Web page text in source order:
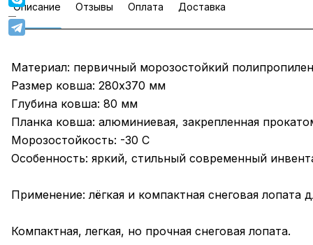
Описание Отзывы Оплата Доставка
Материал: первичный морозостойкий полипропилен
Размер ковша: 280х370 мм
Глубина ковша: 80 мм
Планка ковша: алюминиевая, закрепленная
Морозостойкость: -30 С
Особенность: яркий, стильный современный
Применение: лёгкая и компактная снеговая
Компактная, легкая, но прочная снеговая лопата.